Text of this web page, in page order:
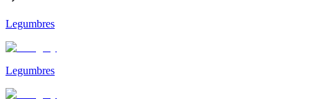
Legumbres
Legumbres